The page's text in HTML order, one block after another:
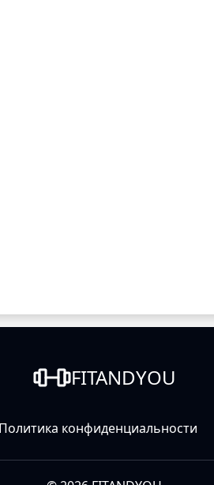
FITANDYOU
Политика конфиденциальности